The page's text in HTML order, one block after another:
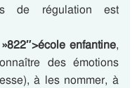
de régulation est
enfantine,
des émotions
à les nommer, à